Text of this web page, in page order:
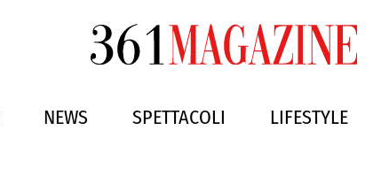
NEWS SPETTACOLI LIFESTYLE